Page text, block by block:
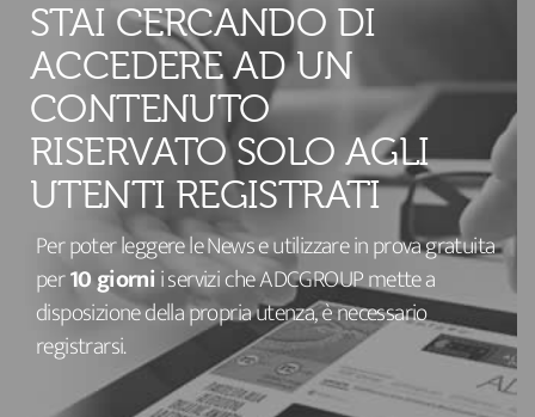
STAI CERCANDO DI
ACCEDERE AD UN
CONTENUTO
RISERVATO SOLO AGLI
UTENTI REGISTRATI
Per poter leggere le News e utilizzare in prova gratuita
per10 giornii servizi che ADCGROUP mette a
disposizione della propria utenza, è necessario
registrarsi.